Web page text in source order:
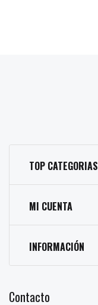
TOP CATEGORIAS
MI CUENTA
INFORMACIÓN
Contacto